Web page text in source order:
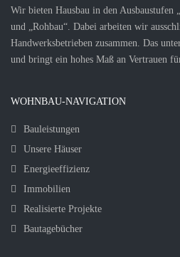
Wir bieten Hausbau in den Ausbaustufen
und „Rohbau“. Dabei arbeiten wir
Handwerksbetrieben zusammen. Das
und bringt ein hohes Maß an Vertrauen
WOHNBAU-NAVIGATION
Bauleistungen
Unsere Häuser
Energieeffizienz
Immobilien
Realisierte Projekte
Bautagebücher